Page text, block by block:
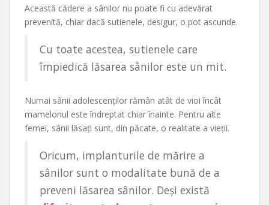
Această cădere a sânilor nu poate fi cu adevărat
prevenită, chiar dacă sutienele, desigur, o pot ascunde.
Cu toate acestea, sutienele care
împiedică lăsarea sânilor este un mit.
Numai sânii adolescenților rămân atât de vioi încât
mamelonul este îndreptat chiar înainte. Pentru alte
femei, sânii lăsați sunt, din păcate, o realitate a vieții.
Oricum, implanturile de mărire a
sânilor sunt o modalitate bună de a
preveni lăsarea sânilor. Deși există